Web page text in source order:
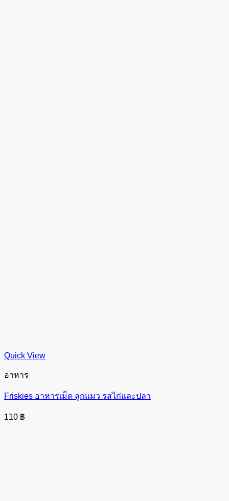
Quick View
อาหาร
Friskies อาหารเม็ด ลูกแมว รสไก่และปลา
110 ฿